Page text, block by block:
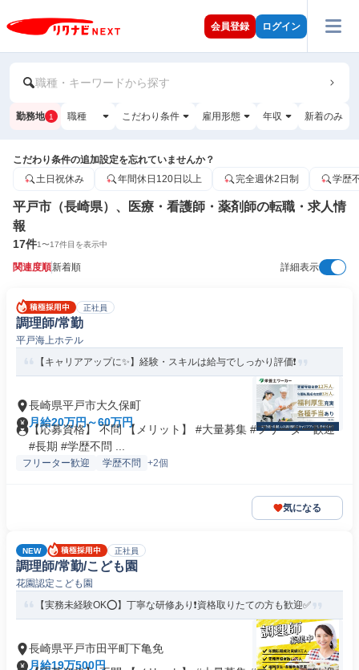
会員登録 ログイン
職種・キーワードから探す
勤務地 1 職種 こだわり条件 雇用形態 年収 新着のみ
こだわり条件の追加設定を忘れていませんか？
土日祝休み
年間休日120日以上 完全週休2日制 学歴
平戸市（長崎県）、医療・看護師・薬剤師の転職・求人情
報
17件1〜17件目を表示中
関連度順新着順 詳細表示
正社員
調理師/常勤
平戸海上ホテル
【キャリアアップに✨】経験・スキルは給与でしっかり評価❗️
長崎県平戸市大久保町
月給20万円～60万円
【応募資格】 不問 【メリット】 #大量募集 #フリーター歓迎
#長期 #学歴不問 ...
フリーター歓迎 学歴不問 +2個
気になる
NEW 正社員
調理師/常勤/こども園
花園認定こども園
【実務未経験OK⭕️】丁寧な研修あり❗️資格取りたての方も歓迎✅️
長崎県平戸市田平町下亀免
月給19万500円